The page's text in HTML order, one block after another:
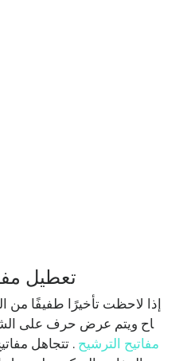
9] تعطيل
إذا لاحظت تأخيرًا طفيفًا من
اح ويتم عرض حرف على
مفاتيح الترشيح . تتجاهل